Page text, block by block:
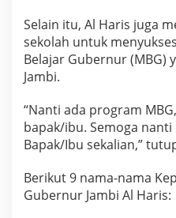
Selain itu, Al Haris juga
sekolah untuk
Belajar Gubernur (MBG)
Jambi.
“Nanti ada program
bapak/ibu. Semoga
Bapak/Ibu sekalian,”
Berikut 9 nama-nama
Gubernur Jambi Al Haris: